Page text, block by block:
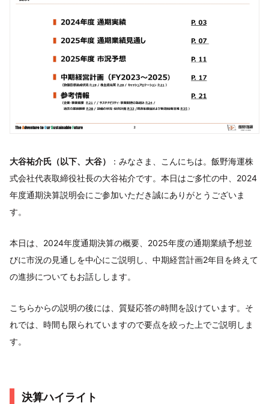
大谷祐介氏（以下、大谷）
：みなさま、こんにちは。飯野海運株
式会社代表取締役社長の大谷祐介です。本日はご多忙の中、2024
年度通期決算説明会にご参加いただき誠にありがとうございま
す。
本日は、2024年度通期決算の概要、2025年度の通期業績予想並
びに市況の見通しを中心にご説明し、中期経営計画2年目を終えて
の進捗についてもお話しします。
こちらからの説明の後には、質疑応答の時間を設けています。そ
れでは、時間も限られていますので要点を絞った上でご説明しま
す。
決算ハイライト